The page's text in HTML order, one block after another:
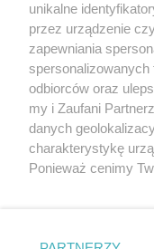
O FIRMIE
REKLAMA
Aktualności
Tcz24
unikalne
przez urządzenie
zapewniania
spersonalizowanych
odbiorców oraz
my i Zaufani
danych
charakterystykę
Ponieważ cenimy